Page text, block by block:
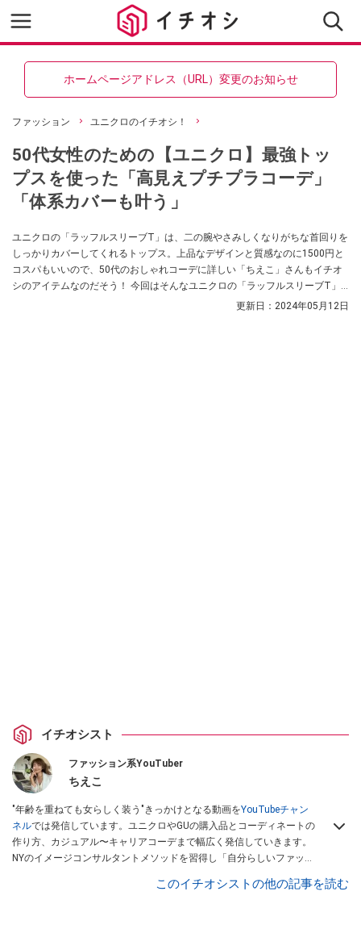
ホームページアドレス（URL）変更のお知らせ
ファッション ユニクロのイチオシ！
50代女性のための【ユニクロ】最強トッ
プスを使った「高見えプチプラコーデ」
「体系カバーも叶う」
ユニクロの「ラッフルスリーブT」は、二の腕やさみしくなりがちな首回りを
しっかりカバーしてくれるトップス。上品なデザインと質感なのに1500円と
コスパもいいので、50代のおしゃれコーデに詳しい「ちえこ」さんもイチオ
シのアイテムなのだそう！ 今回はそんなユニクロの「ラッフルスリーブT」
の選び方やコーデ術をご紹介していきますので、体型カバーができる上品な
更新日： 2024年05月12日
イチオシスト
ファッション系YouTuber
ちえこ
"年齢を重ねても女らしく装う"きっかけとなる動画をYouTubeチャン
ネルでは発信しています。ユニクロやGUの購入品とコーディネートの
作り方、カジュアル〜キャリアコーデまで幅広く発信していきます。
NYのイメージコンサルタントメソッドを習得し「自分らしいファッシ
イスさせていただいております。また、自身のキャリアコーデでもそ
このイチオシストの他の記事を読む